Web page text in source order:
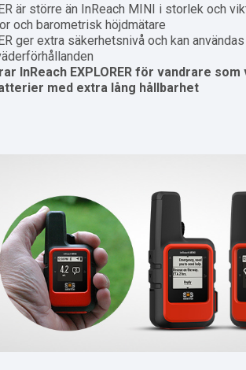
är större än InReach MINI i storlek och
och barometrisk höjdmätare.
ger extra säkerhetsnivå och kan
InReach EXPLORER för vandrare
med extra lång hållbarhet.